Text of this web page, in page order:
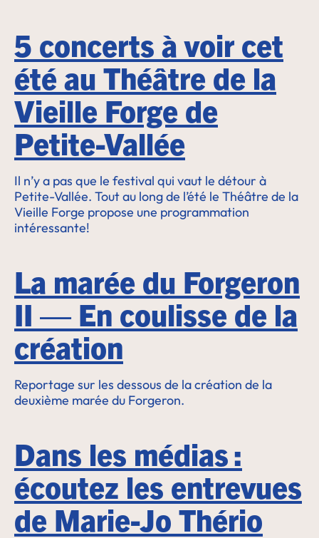
5 concerts à voir cet
été au Théâtre de la
Vieille Forge de
Petite-Vallée
Il n’y a pas que le festival qui vaut le détour à
Petite-Vallée. Tout au long de l’été le Théâtre de la
Vieille Forge propose une programmation
intéressante!
La marée du Forgeron
II — En coulisse de la
création
Reportage sur les dessous de la création de la
deuxième marée du Forgeron.
Dans les médias :
écoutez les entrevues
de Marie-Jo Thério